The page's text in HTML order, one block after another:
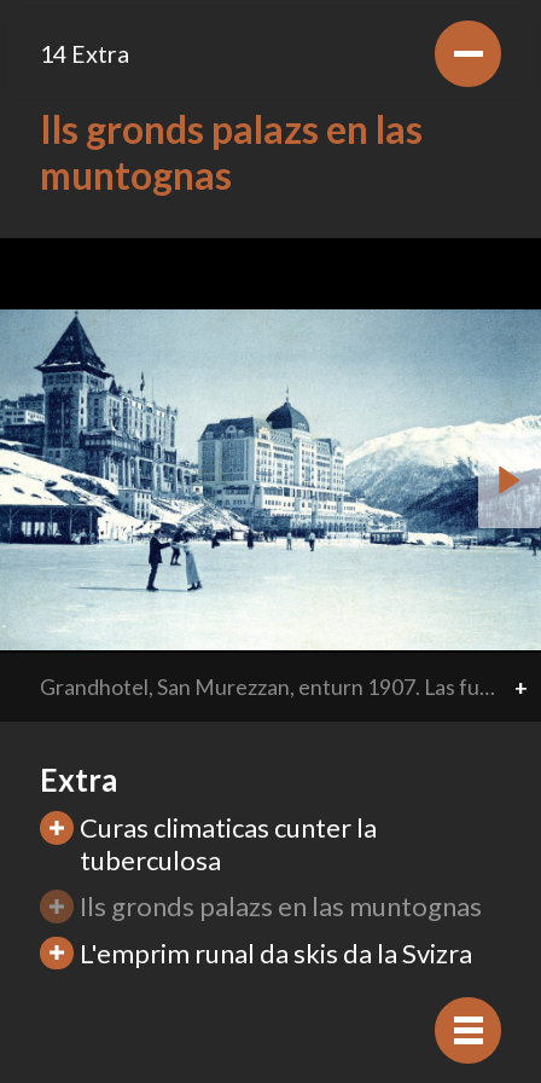
14 Extra
Ils gronds palazs en las
muntognas
Grandhotel, San Murezzan, enturn 1907. Las funtaunas d'aua minerala a San Murezzan attiravan gia dapi lung temp giasts che pernottavan en albierts relativamain modests per lur curas. Cun il svilup dal turissem durant il 19. tschientaner èn las pretensiuns dals giasts sa midadas ed uschia er la purschida. Quai è stà l’entschatta dals grandhotels. +
Extra
Curas climaticas cunter la
tuberculosa
Ils gronds palazs en las muntognas
L'emprim runal da skis da la Svizra